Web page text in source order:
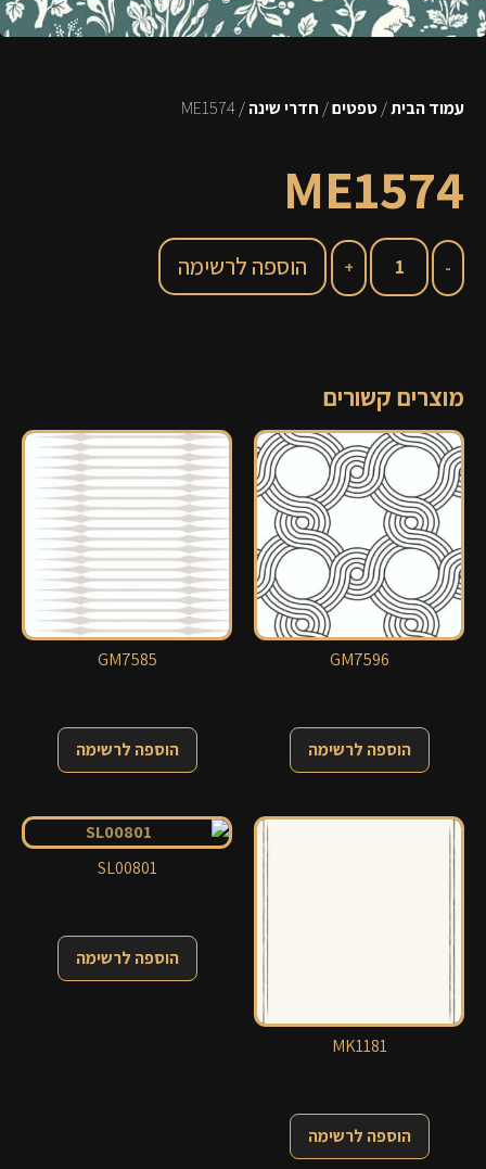
עמוד הבית/טפטים/ חדרי שינה/ ME1574
ME1574
הוספה לרשימה
מוצרים קשורים
GM7596
הוספה לרשימה
GM7585
הוספה לרשימה
MK1181
הוספה לרשימה
SL00801
הוספה לרשימה